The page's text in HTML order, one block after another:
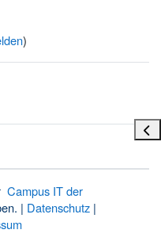
)
Campus IT der
| Datenschutz|